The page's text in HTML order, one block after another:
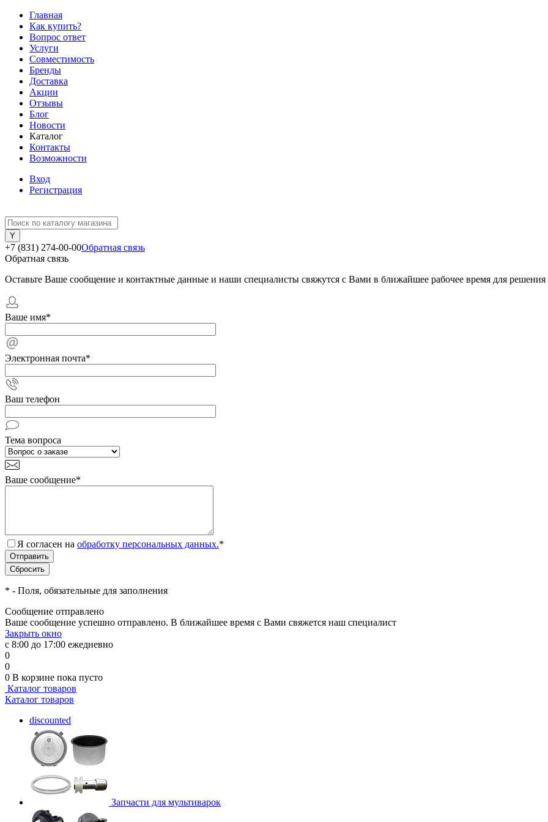
Главная
Как купить?
Вопрос ответ
Услуги
Совместимость
Бренды
Доставка
Акции
Отзывы
Блог
Новости
Каталог
Контакты
Возможности
Вход
Регистрация
+7 (831) 274-00-00Обратная связь
Обратная связь
Оставьте Ваше сообщение и контактные данные и наши специалисты свяжутся с Вами в ближайшее рабочее время для
Ваше имя*
Электронная почта*
Ваш телефон
Тема вопроса
Ваше сообщение*
Я согласен на обработку персональных данных.*
* - Поля, обязательные для заполнения
Сообщение отправлено
Ваше сообщение успешно отправлено. В ближайшее время с Вами свяжется наш специалист
Закрыть окно
с 8:00 до 17:00 ежедневно
0
0
0 В корзине пока пусто
Каталог товаров
Каталог товаров
discounted
Запчасти для мультиварок